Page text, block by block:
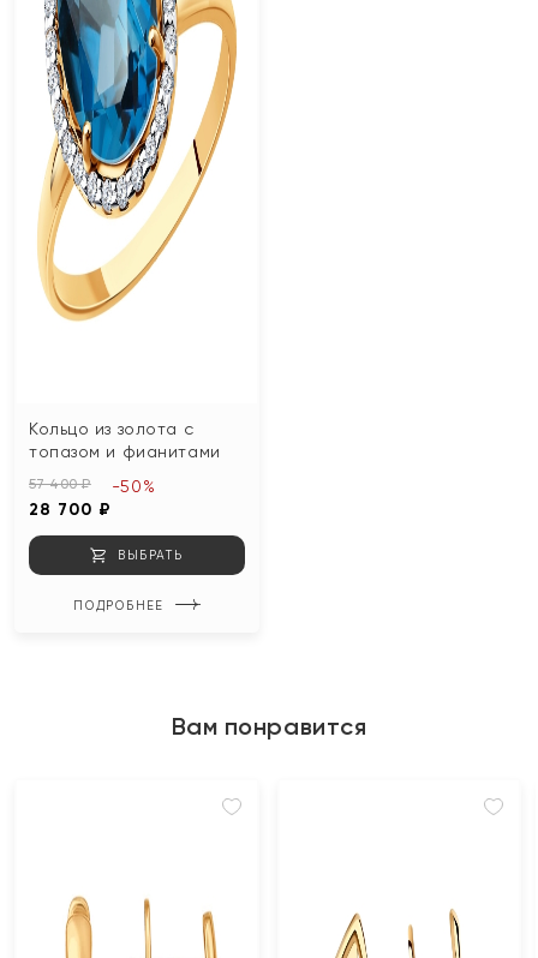
Кольцо из золота с
топазом и фианитами
57 400 ₽
28 700 ₽
-50%
ВЫБРАТЬ
ПОДРОБНЕЕ
Вам понравится